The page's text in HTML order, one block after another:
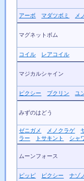
アーボ マダツボミ メ
マグネットボム
コイル レアコイル
マジカルシャイン
ピクシー プクリン ユ
みずのはどう
ゼニガメ メノクラゲ
ラー
トサキント シャ
ムーンフォース
ピッピ ピクシー ナゾ